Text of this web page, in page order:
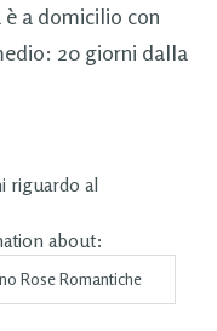
a domicilio con
20 giorni dalla
riguardo al
about: